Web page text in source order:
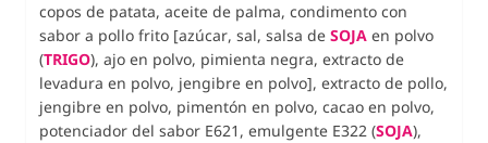
copos de patata, aceite de palma, condimento con
sabor a pollo frito [azúcar, sal, salsa de SOJA en polvo
(TRIGO), ajo en polvo, pimienta negra, extracto de
levadura en polvo, jengibre en polvo], extracto de pollo,
jengibre en polvo, pimentón en polvo, cacao en polvo,
potenciador del sabor E621, emulgente E322 (SOJA),